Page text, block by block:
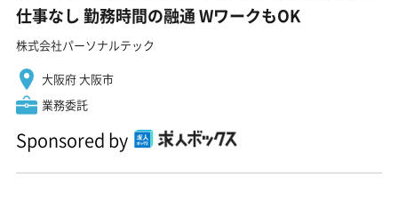
仕事なし 勤務時間の融通 WワークもOK
株式会社パーソナルテック
大阪府 大阪市
業務委託
Sponsored by